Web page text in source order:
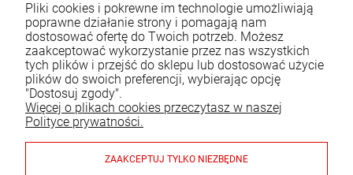
Tel.:
22 651 09 06
E-mail: sklep@komo.pl
Moje konto
Pomoc
Pliki cookies i pokrewne im technologie umożliwiają
poprawne działanie strony i pomagają nam
dostosować ofertę do Twoich potrzeb. Możesz
zaakceptować wykorzystanie przez nas wszystkich
tych plików i przejść do sklepu lub dostosować użycie
plików do swoich preferencji, wybierając opcję
"Dostosuj zgody".
Więcej o plikach cookies przeczytasz w naszej
Polityce prywatności.
ZAAKCEPTUJ TYLKO NIEZBĘDNE